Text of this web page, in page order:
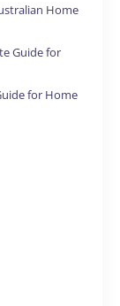
Home
Guide for
for Home